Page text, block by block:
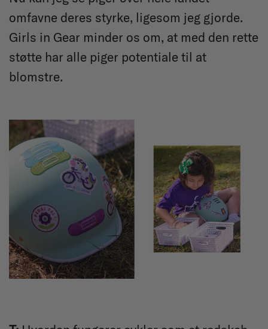
omfavne deres styrke, ligesom jeg gjorde.
Girls in Gear minder os om, at med den rette
støtte har alle piger potentiale til at
blomstre.